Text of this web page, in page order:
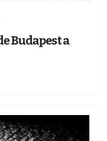
Budapest a